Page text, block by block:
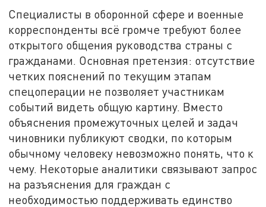
Специалисты в оборонной сфере и военные
корреспонденты всё громче требуют более
открытого общения руководства страны с
гражданами. Основная претензия: отсутствие
четких пояснений по текущим этапам
спецоперации не позволяет участникам
событий видеть общую картину. Вместо
объяснения промежуточных целей и задач
чиновники публикуют сводки, по которым
обычному человеку невозможно понять, что к
чему. Некоторые аналитики связывают запрос
на разъяснения для граждан с
необходимостью поддерживать единство